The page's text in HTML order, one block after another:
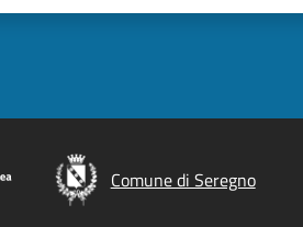
Comune di Seregno